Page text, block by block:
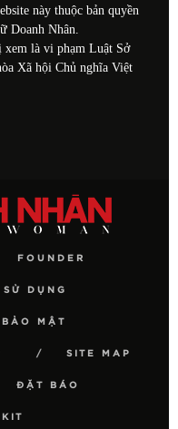
này thuộc bản quyền
Doanh Nhân.
xem là vi phạm Luật Sở
Xã hội Chủ nghĩa Việt
FOUNDER
DỤNG
MẬT
SITE MAP
ĐẶT BÁO